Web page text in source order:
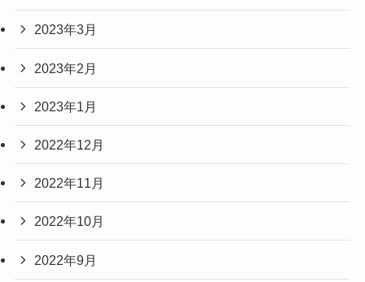
2023年3月
2023年2月
2023年1月
2022年12月
2022年11月
2022年10月
2022年9月